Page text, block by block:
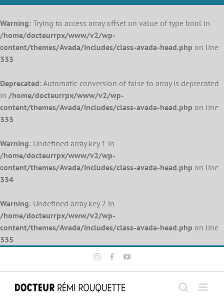
Warning: Trying to access array offset on value of type bool in
/home/docteurrpx/www/v2/wp-
content/themes/Avada/includes/class-avada-head.php on line
333
Deprecated: Automatic conversion of false to array is deprecated
in /home/docteurrpx/www/v2/wp-
content/themes/Avada/includes/class-avada-head.php on line
333
Warning: Undefined array key 1 in
/home/docteurrpx/www/v2/wp-
content/themes/Avada/includes/class-avada-head.php on line
334
Warning: Undefined array key 2 in
/home/docteurrpx/www/v2/wp-
content/themes/Avada/includes/class-avada-head.php on line
335
content
Instagram
FacebookYouTube